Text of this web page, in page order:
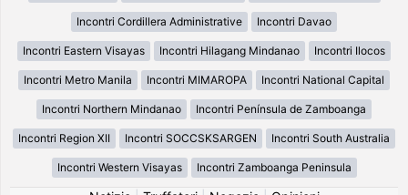
Incontri Cordillera Administrative Incontri Davao
Incontri Eastern Visayas Incontri Hilagang Mindanao Incontri Ilocos
Incontri Metro Manila Incontri MIMAROPA Incontri National Capital
Incontri Northern Mindanao Incontri Península de Zamboanga
Incontri Region XII Incontri SOCCSKSARGEN Incontri South Australia
Incontri Western Visayas Incontri Zamboanga Peninsula